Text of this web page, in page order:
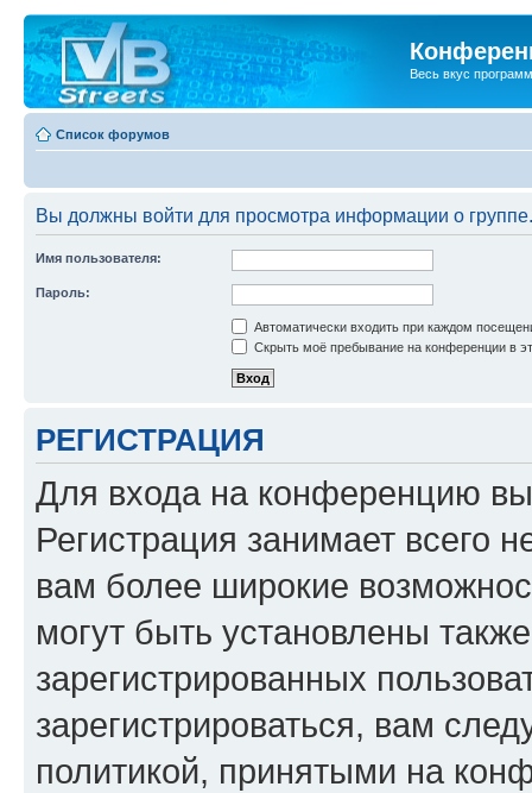
Весь вкус
Список форумов
Вы должны войти для просмотра информации о группе.
Имя пользователя:
Пароль:
Автоматически входить при каждом
Скрыть моё пребывание на конференции в
РЕГИСТРАЦИЯ
Для входа на конференцию
Регистрация занимает всего
вам более широкие
могут быть установлены
зарегистрированных
зарегистрироваться, вам
политикой, принятыми на